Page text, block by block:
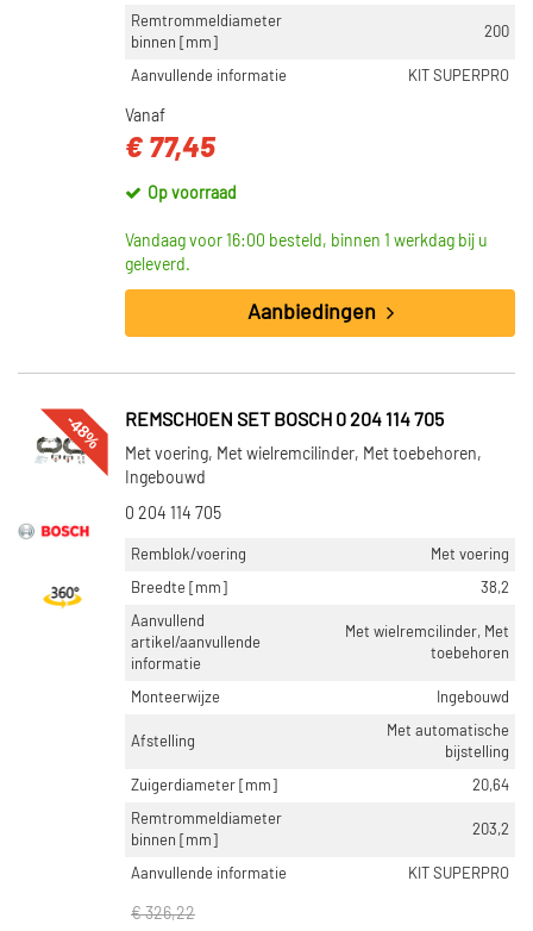
Remtrommeldiameter
binnen [mm]
200
Aanvullende informatie KIT SUPERPRO
Vanaf
€ 77,45
Op voorraad
Vandaag voor 16:00 besteld, binnen 1 werkdag bij u
geleverd.
Aanbiedingen
-48% REMSCHOEN SET BOSCH 0 204 114 705
Met voering, Met wielremcilinder, Met toebehoren,
Ingebouwd
0 204 114 705
Remblok/voering
Met voering
Breedte [mm]
38,2
Aanvullend
artikel/aanvullende
informatie
Met wielremcilinder, Met
toebehoren
Monteerwijze Ingebouwd
Afstelling
Met automatische
bijstelling
Zuigerdiameter [mm]
20,64
Remtrommeldiameter
binnen [mm]
203,2
Aanvullende informatie KIT SUPERPRO
€ 326,22